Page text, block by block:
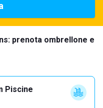
prenota ombrellone e
Piscine